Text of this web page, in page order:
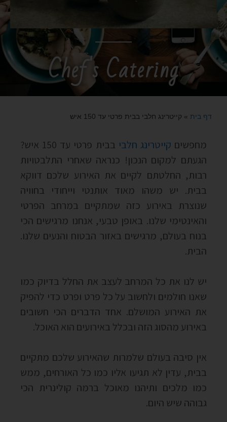
Chef's Catering
דף בית » קייטרינג חלבי בבית פרטי עד 150 איש
מחפשים קייטרינג חלבי
בבית פרטי עד 150 איש?
הגעתם למקום הנכון! כנראה שאחרי התלבטויות
רבות, החלטתם לקיים את האירוע שלכם דווקא
בבית. יש משהו מאוד אותנטי וייחודי בחוויה
שנוצרת באירוע כזה שמתקיים במרחב הפרטי
והאינטימי שלנו. באופן טבעי, אנחנו מרגישים הכי
בנוח בעולם, מרגישים באזור הבטוח והנעים שלנו.
הבית.
יש לנו את כל המרחב לעצב את החלל בדיוק כמו
שאנו חולמים ולחשוב על כל פרט ופרט כדי להפיק
את האירוע המושלם. אחד הדברים הכי חשובים
באירוע מהסוג הזה ובכלל באירועים הוא האוכל.
אין סיבה בעולם שלמרות שהאירוע שלכם מתקיים
בבית, עדין לא תגיעו אליו כמו כל האורחים, ממש
כמו מלכים ותיהנו מאוכל ברמה קולינרית הכי
גבוהה שיש היום.